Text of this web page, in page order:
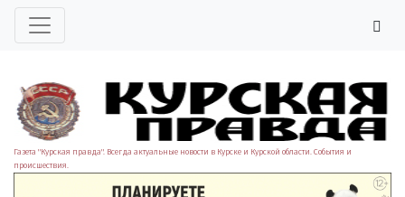
Газета "Курская правда". Всегда актуальные новости в Курске и Курской области. События и
происшествия.